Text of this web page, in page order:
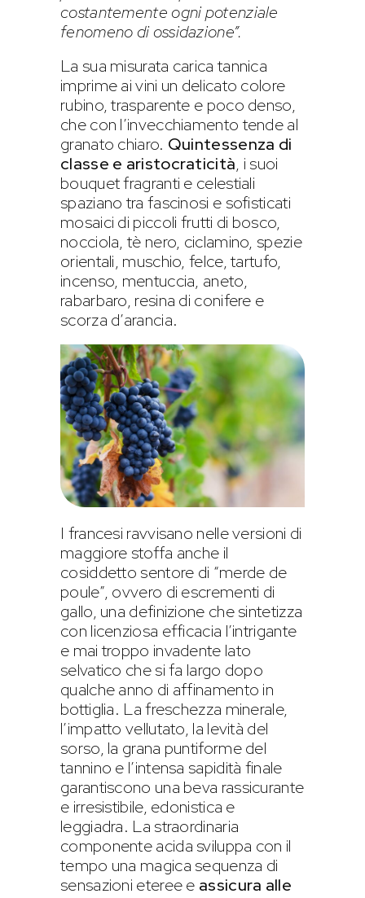
costantemente ogni potenziale
fenomeno di ossidazione”.
La sua misurata carica tannica
imprime ai vini un delicato colore
rubino, trasparente e poco denso,
che con l’invecchiamento tende al
granato chiaro. Quintessenza di
classe e aristocraticità, i suoi
bouquet fragranti e celestiali
spaziano tra fascinosi e sofisticati
mosaici di piccoli frutti di bosco,
nocciola, tè nero, ciclamino, spezie
orientali, muschio, felce, tartufo,
incenso, mentuccia, aneto,
rabarbaro, resina di conifere e
scorza d’arancia.
I francesi ravvisano nelle versioni di
maggiore stoffa anche il
cosiddetto sentore di “merde de
poule”, ovvero di escrementi di
gallo, una definizione che sintetizza
con licenziosa efficacia l’intrigante
e mai troppo invadente lato
selvatico che si fa largo dopo
qualche anno di affinamento in
bottiglia. La freschezza minerale,
l’impatto vellutato, la levità del
sorso, la grana puntiforme del
tannino e l’intensa sapidità finale
garantiscono una beva rassicurante
e irresistibile, edonistica e
leggiadra. La straordinaria
componente acida sviluppa con il
tempo una magica sequenza di
sensazioni eteree e assicura alle